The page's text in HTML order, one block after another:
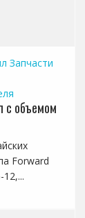
Запчасти
с объемом
Forward